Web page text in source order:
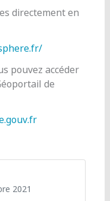
directement en
pouvez accéder
de
2021